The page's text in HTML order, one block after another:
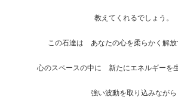
教えてくれるでしょう。
この石達は あなたの心を柔らかく解放
心のスペースの中に 新たにエネルギーを
強い波動を取り込みながら